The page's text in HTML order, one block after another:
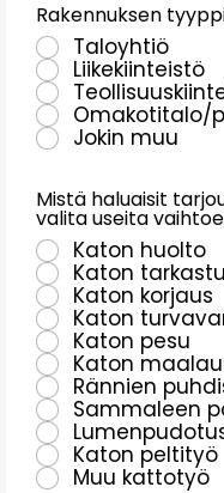
Rakennuksen
Taloyhtiö
Liikekiinteistö
Omakotitalo/
Jokin muu
Mistä haluaisit
valita useita
Katon huolto
Katon
Katon korjaus
Katon
Katon pesu
Katon
Rännien
Sammaleen
Katon peltityö
Muu kattotyö